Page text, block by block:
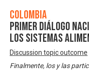
Colombia
Primer Diálogo
los Sistemas
Discussion topic outcome
Finalmente, los y las